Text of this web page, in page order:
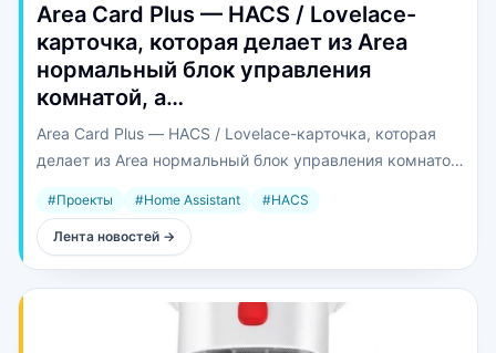
Area Card Plus — HACS / Lovelace-
карточка, которая делает из Area
нормальный блок управления
комнатой, а…
Area Card Plus — HACS / Lovelace-карточка, которая
делает из Area нормальный блок управления комнатой,
#Проекты #Home Assistant #HACS
Лента новостей →